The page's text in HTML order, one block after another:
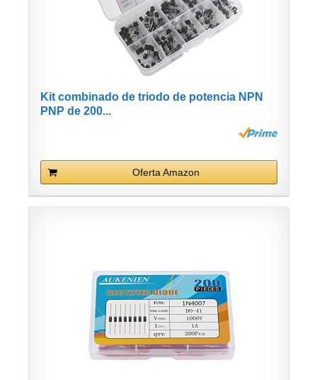
Kit combinado de triodo de potencia NPN
PNP de 200...
Oferta Amazon